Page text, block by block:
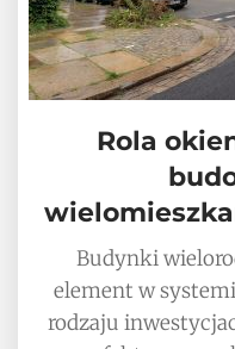
Rola
Budynki
element w
rodzaju